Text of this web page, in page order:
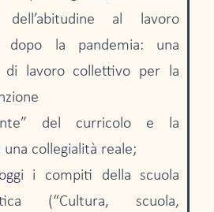
dell’abitudine al lavoro
dopo la pandemia: una
di lavoro collettivo per la
del curricolo e la
una collegialità reale;
i compiti della scuola
(“Cultura, scuola,